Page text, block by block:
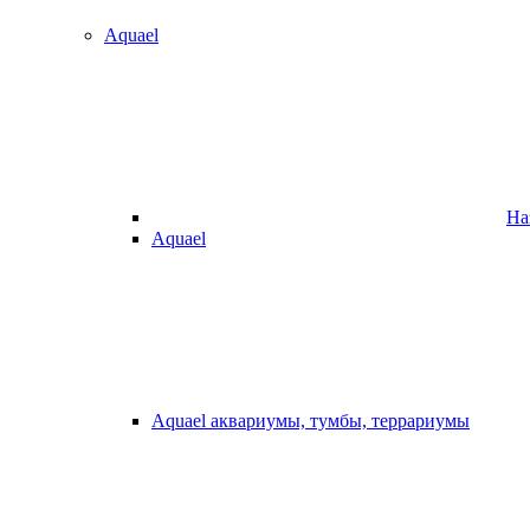
Aquael
Aquael
Aquael аквариумы, тумбы, террариумы